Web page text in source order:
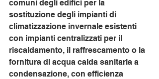
comuni degli edifici per la
sostituzione degli impianti di
climatizzazione invernale esistenti
con impianti centralizzati per il
riscaldamento, il raffrescamento o la
fornitura di acqua calda sanitaria a
condensazione, con efficienza